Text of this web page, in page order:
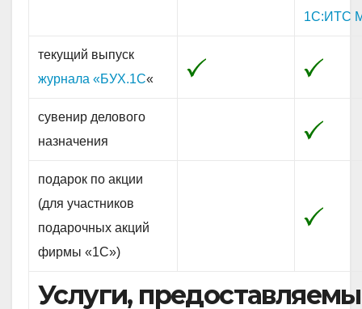
1С:ИТС
текущий выпуск
журнала «БУХ.1С«
сувенир делового
назначения
подарок по акции
(для участников
подарочных акций
фирмы «1С»)
Услуги,